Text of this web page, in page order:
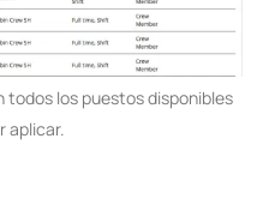
todos los puestos disponibles
aplicar.